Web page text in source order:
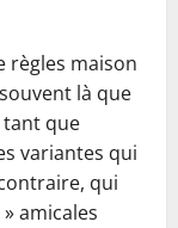
règles maison
là que
tant que
variantes qui
qui
amicales